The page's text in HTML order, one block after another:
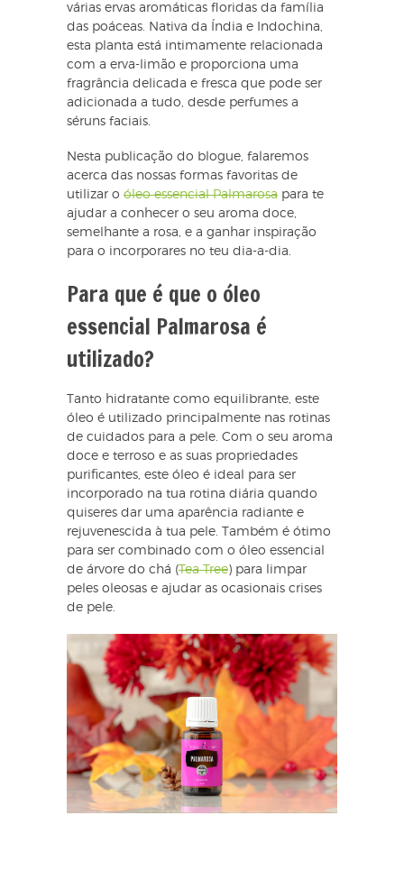
várias ervas aromáticas floridas da família
das poáceas. Nativa da Índia e Indochina,
esta planta está intimamente relacionada
com a erva-limão e proporciona uma
fragrância delicada e fresca que pode ser
adicionada a tudo, desde perfumes a
séruns faciais.
Nesta publicação do blogue, falaremos
acerca das nossas formas favoritas de
utilizar o óleo essencial Palmarosa para te
ajudar a conhecer o seu aroma doce,
semelhante a rosa, e a ganhar inspiração
para o incorporares no teu dia-a-dia.
Para que é que o óleo
essencial Palmarosa é
utilizado?
Tanto hidratante como equilibrante, este
óleo é utilizado principalmente nas rotinas
de cuidados para a pele. Com o seu aroma
doce e terroso e as suas propriedades
purificantes, este óleo é ideal para ser
incorporado na tua rotina diária quando
quiseres dar uma aparência radiante e
rejuvenescida à tua pele. Também é ótimo
para ser combinado com o óleo essencial
de árvore do chá (Tea Tree) para limpar
peles oleosas e ajudar as ocasionais crises
de pele.